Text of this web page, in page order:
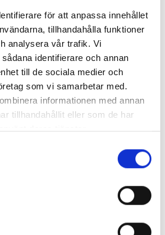
för att anpassa innehållet
tillhandahålla funktioner
analysera vår trafik. Vi
identifierare och annan
till de sociala medier och
som vi samarbetar med.
informationen med annan
tillhandahållit eller som de har
deras tjänster.
klassiker - Moby Dick:
Den vita valen
Herman Melville
207 kr
med Maj
att du som bibliotekarie,
de allra yngsta. Allt för att just